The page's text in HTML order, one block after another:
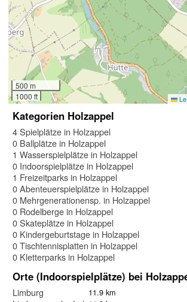
500 m
1000 ft
Kategorien Holzappel
4 Spielplätze in Holzappel
0 Ballplätze in Holzappel
1 Wasserspielplätze in Holzappel
0 Indoorspielplätze in Holzappel
1 Freizeitparks in Holzappel
0 Abenteuerspielplätze in Holzappel
0 Mehrgenerationensp. in Holzappel
0 Rodelberge in Holzappel
0 Skateplätze in Holzappel
0 Kindergeburtstage in Holzappel
0 Tischtennisplatten in Holzappel
0 Kletterparks in Holzappel
Orte (Indoorspielplätze) bei
Limburg 11.9 km